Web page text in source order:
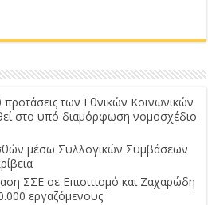
των Εθνικών Κοινωνικών
στο υπό διαμόρφωση νομοσχέδιο
μέσω Συλλογικών Συμβάσεων
ΣΣΕ σε Επισιτισμό και Ζαχαρώδη
εργαζόμενους